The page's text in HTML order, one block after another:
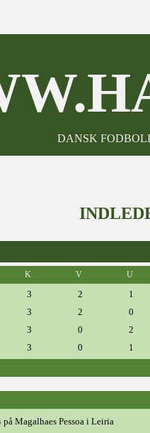
DANSK
K V U
3 2
1
3 2
0
3 0
2
3 0 1
Magalhaes Pessoa i Leiria